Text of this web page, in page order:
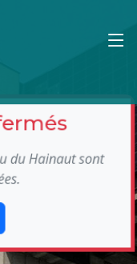
du Hainaut sont